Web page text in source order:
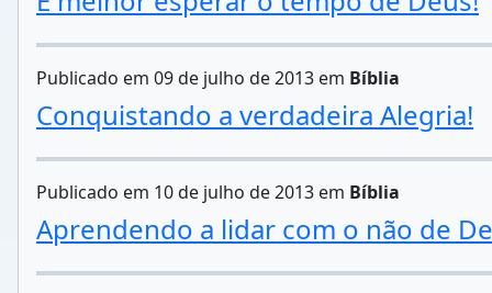
Publicado em 09 de julho de 2013 em Bíblia
Conquistando a verdadeira Alegria!
Publicado em 10 de julho de 2013 em Bíblia
Aprendendo a lidar com o não de